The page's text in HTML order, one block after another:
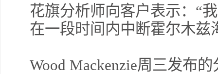
花旗分析师向客户表示：“
在一段时间内中断霍尔木兹
Wood Mackenzie周三发布